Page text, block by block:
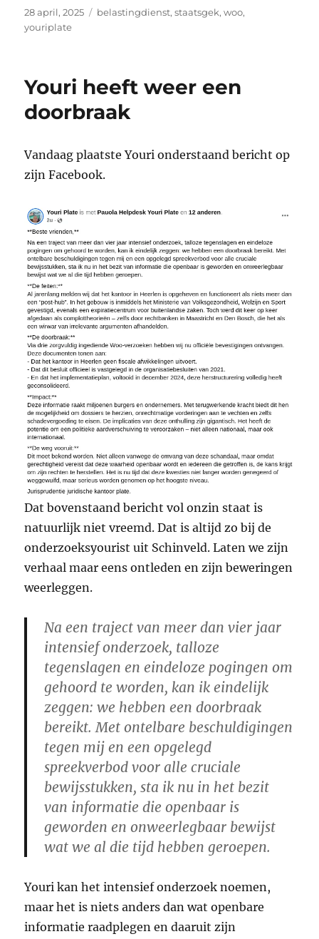
c
e
o
o
k
e
y
ai
Geplaatst
op
28 april, 2025 Tags
belastingdienst,staatsgek,woo,
youriplate
Youri heeft weer een
doorbraak
Vandaag plaatste Youri onderstaand bericht op
zijn Facebook.
Dat bovenstaand bericht vol onzin staat is
natuurlijk niet vreemd. Dat is altijd zo bij de
onderzoeksyourist uit Schinveld. Laten we zijn
verhaal maar eens ontleden en zijn beweringen
weerleggen.
Na een traject van meer dan vier jaar
intensief onderzoek, talloze
tegenslagen en eindeloze pogingen om
gehoord te worden, kan ik eindelijk
zeggen: we hebben een doorbraak
bereikt. Met ontelbare beschuldigingen
tegen mij en een opgelegd
spreekverbod voor alle cruciale
bewijsstukken, sta ik nu in het bezit
van informatie die openbaar is
geworden en onweerlegbaar bewijst
wat we al die tijd hebben geroepen.
Youri kan het intensief onderzoek noemen,
maar het is niets anders dan wat openbare
informatie raadplegen en daaruit zijn